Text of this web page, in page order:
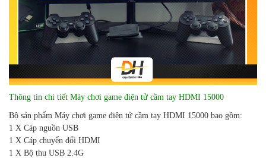
Thông tin chi tiết Máy chơi game điện tử cầm tay HDMI 15000
Bộ sản phẩm Máy chơi game điện tử cầm tay HDMI 15000 bao gồm:
1 X Cáp nguồn USB
1 X Cáp chuyển đổi HDMI
1 X Bộ thu USB 2.4G